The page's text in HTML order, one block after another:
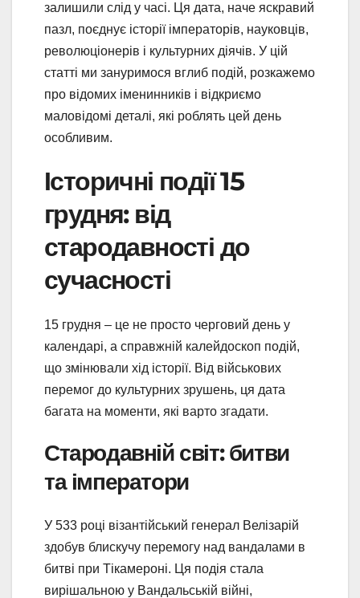
залишили слід у часі. Ця дата, наче яскравий
пазл, поєднує історії імператорів, науковців,
революціонерів і культурних діячів. У цій
статті ми зануримося вглиб подій, розкажемо
про відомих іменинників і відкриємо
маловідомі деталі, які роблять цей день
особливим.
Історичні події 15
грудня: від
стародавності до
сучасності
15 грудня – це не просто черговий день у
календарі, а справжній калейдоскоп подій,
що змінювали хід історії. Від військових
перемог до культурних зрушень, ця дата
багата на моменти, які варто згадати.
Стародавній світ: битви
та імператори
У 533 році візантійський генерал Велізарій
здобув блискучу перемогу над вандалами в
битві при Тікамероні. Ця подія стала
вирішальною у Вандальській війні,